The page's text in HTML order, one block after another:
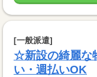
[一般派遣]
☆新設の綺麗な
い・週払いOK